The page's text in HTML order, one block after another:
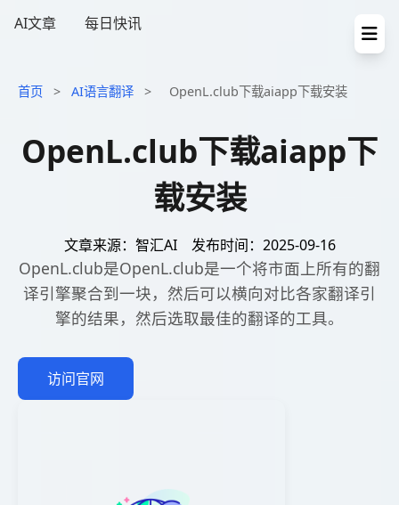
AI文章 每日快讯
首页 > AI语言翻译 > OpenL.club下载aiapp下载安装
OpenL.club下载aiapp下
载安装
文章来源：智汇AI 发布时间：2025-09-16
OpenL.club是OpenL.club是一个将市面上所有的翻
译引擎聚合到一块，然后可以横向对比各家翻译引
擎的结果，然后选取最佳的翻译的工具。
访问官网